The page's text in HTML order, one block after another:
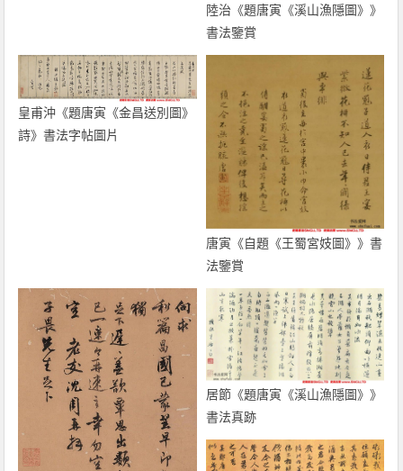
陸治《題唐寅《溪山漁隱圖》》
書法鑒賞
皇甫沖《題唐寅《金昌送別圖》
詩》書法字帖圖片
唐寅《自題《王蜀宮妓圖》》書
法鑒賞
居節《題唐寅《溪山漁隱圖》》
書法真跡